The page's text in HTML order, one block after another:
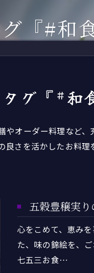
仲間や家族を祝う
川床涼風プラン
地方
『#和
タグ『#和
オーダー料理など
さを活かしたお料
五穀豊穣実
心をこめて、恵み
た、味の錦絵を、
七五三お食…